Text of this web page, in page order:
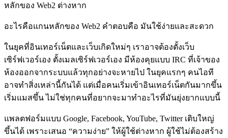
หลักของ Web2 ต่างหาก
อะไรคือแกนหลักของ Web2 คำตอบคือ มันใช้ง่ายและสะดวก
ในยุคที่อินเทอร์เน็ตและเว็บเกิดใหม่ๆ เราอาจต้องตั้งเว็บ
เซิร์ฟเวอร์เอง ตั้งเมลเซิร์ฟเวอร์เอง มีห้องคุยแบบ IRC ที่เจ้าของ
ห้องออกจากระบบแล้วทุกอย่างจะหายไป ในยุคแรกๆ คนไอที
อาจทำสิ่งเหล่านี้กันได้ แต่เมื่อคนเริ่มเข้าอินเทอร์เน็ตกันมากขึ้น
เริ่มแมสขึ้น ไม่ใช่ทุกคนที่อยากจะมาทำอะไรที่มันยุ่งยากแบบนี้
แพลตฟอร์มแบบ Google, Facebook, YouTube, Twitter เติบใหญ่
ขึ้นได้ เพราะเสนอ “ความง่าย” ให้ผู้ใช้ต่างหาก ผู้ใช้ไม่ต้องสร้าง